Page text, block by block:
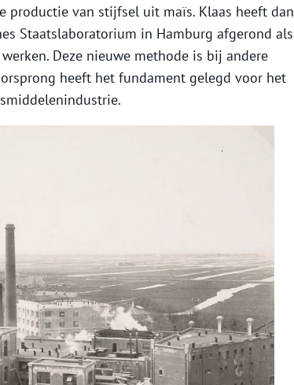
productie van stijfsel uit maïs. Klaas heeft dan
Staatslaboratorium in Hamburg afgerond als
Deze nieuwe methode is bij andere
heeft het fundament gelegd voor het